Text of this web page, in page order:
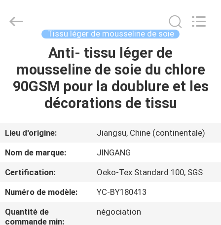
MAISON
PRODUITS
SUJET
DE
NOUS
VISITE
D'USINE
Textile
Co.,Ltd.
Tissu léger de mousseline de soie
Anti- tissu léger de
mousseline de soie du chlore
90GSM pour la doublure et les
décorations de tissu
Lieu d'origine:
Jiangsu, Chine (continentale)
Nom de marque:
JINGANG
Certification:
Oeko-Tex Standard 100, SGS
Numéro de modèle:
YC-BY180413
Quantité de
commande min:
négociation